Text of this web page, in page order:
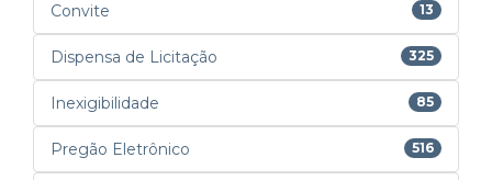
Convite 13
Dispensa de Licitação 325
Inexigibilidade 85
Pregão Eletrônico 516